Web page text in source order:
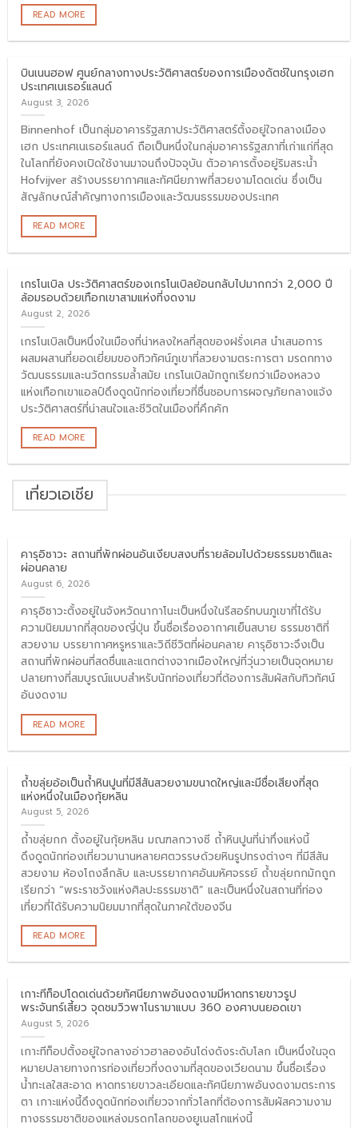
READ MORE
บินเนนฮอฟ ศูนย์กลางทางประวัติศาสตร์ของการเมืองดัตช์ในกรุงเฮก
ประเทศเนเธอร์แลนด์
August 3, 2026
Binnenhof เป็นกลุ่มอาคารรัฐสภาประวัติศาสตร์ตั้งอยู่ใจกลางเมือง
เฮก ประเทศเนเธอร์แลนด์ ถือเป็นหนึ่งในกลุ่มอาคารรัฐสภาที่เก่าแก่ที่สุด
ในโลกที่ยังคงเปิดใช้งานมาจนถึงปัจจุบัน ตัวอาคารตั้งอยู่ริมสระน้ำ
Hofvijver สร้างบรรยากาศและทัศนียภาพที่สวยงามโดดเด่น ซึ่งเป็น
สัญลักษณ์สำคัญทางการเมืองและวัฒนธรรมของประเทศ
READ MORE
เกรโนเบิล ประวัติศาสตร์ของเกรโนเบิลย้อนกลับไปมากกว่า 2,000 ปี
ล้อมรอบด้วยเทือกเขาสามแห่งที่งดงาม
August 2, 2026
เกรโนเบิลเป็นหนึ่งในเมืองที่น่าหลงใหลที่สุดของฝรั่งเศส นำเสนอการ
ผสมผสานที่ยอดเยี่ยมของทิวทัศน์ภูเขาที่สวยงามตระการตา มรดกทาง
วัฒนธรรมและนวัตกรรมล้ำสมัย เกรโนเบิลมักถูกเรียกว่าเมืองหลวง
แห่งเทือกเขาแอลป์ดึงดูดนักท่องเที่ยวที่ชื่นชอบการผจญภัยกลางแจ้ง
ประวัติศาสตร์ที่น่าสนใจและชีวิตในเมืองที่คึกคัก
READ MORE
เที่ยวเอเชีย
คารุอิซาวะ สถานที่พักผ่อนอันเงียบสงบที่รายล้อมไปด้วยธรรมชาติและ
ผ่อนคลาย
August 6, 2026
คารุอิซาวะตั้งอยู่ในจังหวัดนากาโนะเป็นหนึ่งในรีสอร์ทบนภูเขาที่ได้รับ
ความนิยมมากที่สุดของญี่ปุ่น ขึ้นชื่อเรื่องอากาศเย็นสบาย ธรรมชาติที่
สวยงาม บรรยากาศหรูหราและวิถีชีวิตที่ผ่อนคลาย คารุอิซาวะจึงเป็น
สถานที่พักผ่อนที่สดชื่นและแตกต่างจากเมืองใหญ่ที่วุ่นวายเป็นจุดหมาย
ปลายทางที่สมบูรณ์แบบสำหรับนักท่องเที่ยวที่ต้องการสัมผัสกับทิวทัศน์
อันงดงาม
READ MORE
ถ้ำขลุ่ยอ้อเป็นถ้ำหินปูนที่มีสีสันสวยงามขนาดใหญ่และมีชื่อเสียงที่สุด
แห่งหนึ่งในเมืองกุ้ยหลิน
August 5, 2026
ถ้ำขลุ่ยกก ตั้งอยู่ในกุ้ยหลิน มณฑลกวางซี ถ้ำหินปูนที่น่าทึ่งแห่งนี้
ดึงดูดนักท่องเที่ยวมานานหลายศตวรรษด้วยหินรูปทรงต่างๆ ที่มีสีสัน
สวยงาม ห้องโถงลึกลับ และบรรยากาศอันมหัศจรรย์ ถ้ำขลุ่ยกกมักถูก
เรียกว่า “พระราชวังแห่งศิลปะธรรมชาติ” และเป็นหนึ่งในสถานที่ท่อง
เที่ยวที่ได้รับความนิยมมากที่สุดในภาคใต้ของจีน
READ MORE
เกาะทีท็อปโดดเด่นด้วยทัศนียภาพอันงดงามมีหาดทรายขาวรูป
พระจันทร์เสี้ยว จุดชมวิวพาโนรามาแบบ 360 องศาบนยอดเขา
August 5, 2026
เกาะทีท็อปตั้งอยู่ใจกลางอ่าวฮาลองอันโด่งดังระดับโลก เป็นหนึ่งในจุด
หมายปลายทางการท่องเที่ยวที่งดงามที่สุดของเวียดนาม ขึ้นชื่อเรื่อง
น้ำทะเลใสสะอาด หาดทรายขาวละเอียดและทัศนียภาพอันงดงามตระการ
ตา เกาะแห่งนี้ดึงดูดนักท่องเที่ยวจากทั่วโลกที่ต้องการสัมผัสความงาม
ทางธรรมชาติของแหล่งมรดกโลกของยูเนสโกแห่งนี้